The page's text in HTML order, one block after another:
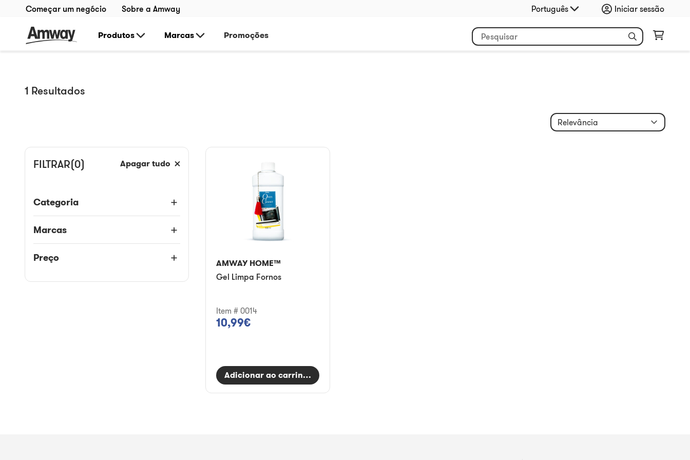
Começar um negócio Sobre a Amway Português Iniciar sessão
Produtos Marcas Promoções
1 Resultados
FILTRAR(0) Apagar tudo
Categoria
Marcas
Preço
Relevância
AMWAY HOME™
Gel Limpa Fornos
Item # 0014
10,99€
Adicionar ao carrinho